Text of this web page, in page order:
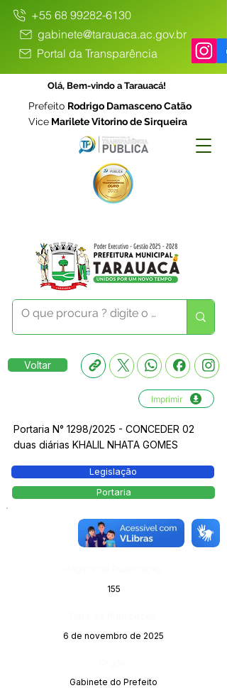
+55 68 99282-6130
gabinete@tarauaca.ac.gov.br
Portal da Transparência
Olá, Bem-vindo a Tarauacá!
Prefeito Rodrigo Damasceno Catão
Vice Marilete Vitorino de Sirqueira
Voltar
Imprimir
Portaria N° 1298/2025 - CONCEDER 02
duas diárias KHALIL NHATA GOMES
Legislação
Portaria
Número do Diário:
14143
155
6 de novembro de 2025
Gabinete do Prefeito